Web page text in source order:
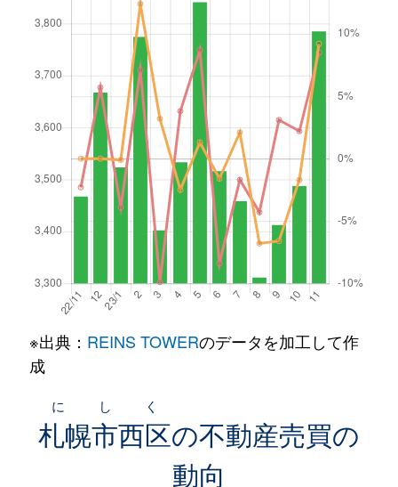
※出典： REINS TOWERのデータを加工して作
成
札幌市西区
にしく
の不動産売買の
動向